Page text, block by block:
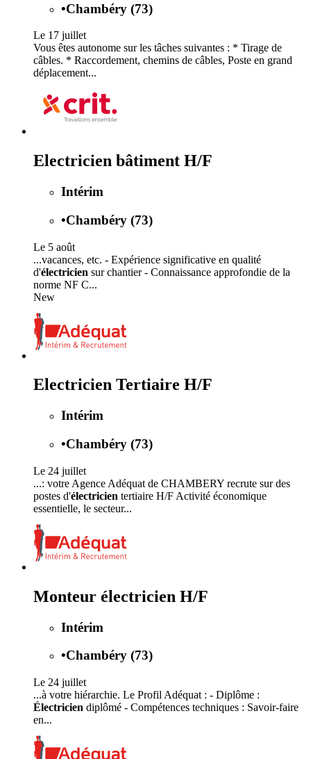
•Chambéry (73)
Le 17 juillet
Vous êtes autonome sur les tâches suivantes : * Tirage de
câbles. * Raccordement, chemins de câbles, Poste en grand
déplacement...
Electricien bâtiment H/F
Intérim
•Chambéry (73)
Le 5 août
...vacances, etc. - Expérience significative en qualité
d'électricien sur chantier - Connaissance approfondie de la
norme NF C...
New
Electricien Tertiaire H/F
Intérim
•Chambéry (73)
Le 24 juillet
...: votre Agence Adéquat de CHAMBERY recrute sur des
postes d'électricien tertiaire H/F Activité économique
essentielle, le secteur...
Monteur électricien H/F
Intérim
•Chambéry (73)
Le 24 juillet
...à votre hiérarchie. Le Profil Adéquat : - Diplôme :
Électricien diplômé - Compétences techniques : Savoir-faire
en...